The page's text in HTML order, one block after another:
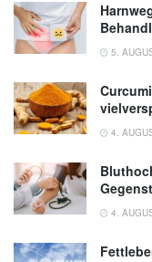
5.
4.
4.